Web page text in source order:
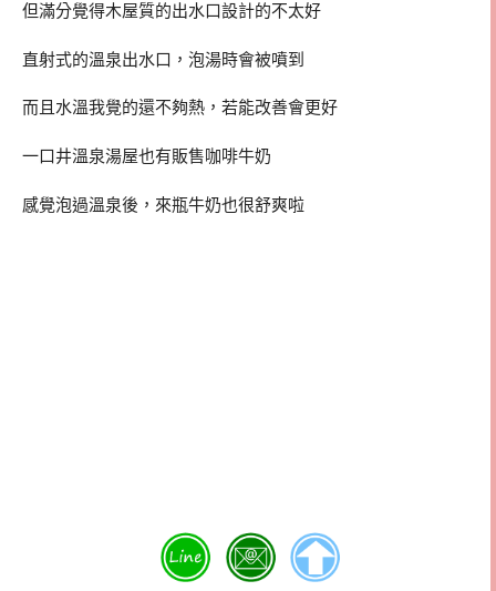
但滿分覺得木屋質的出水口設計的不太好
直射式的溫泉出水口，泡湯時會被噴到
而且水溫我覺的還不夠熱，若能改善會更好
一口井溫泉湯屋也有販售咖啡牛奶
感覺泡過溫泉後，來瓶牛奶也很舒爽啦